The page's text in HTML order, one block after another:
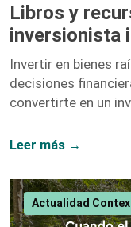
Libros y
inversionista
Invertir en bienes
decisiones
convertirte en un
proporcionarán las
recomendaciones
Millonario de Bienes
fundador de Keller
Leer más →
Actualidad Contex